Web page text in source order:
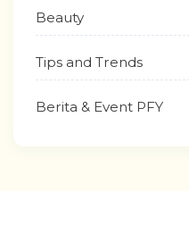
Beauty
Tips and Trends
Berita & Event PFY